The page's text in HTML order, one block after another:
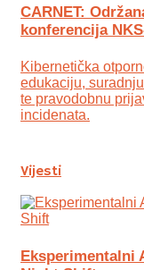
CARNET:
konferencija
Kibernetička
edukaciju,
te pravodobnu
incidenata.
Vijesti
Eksperimentalni